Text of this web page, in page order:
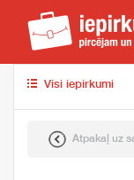
Visi iepirkumi
Atpakaļ uz